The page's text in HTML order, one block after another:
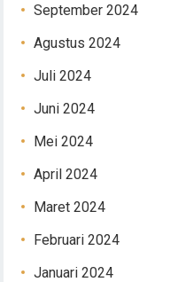
September 2024
Agustus 2024
Juli 2024
Juni 2024
Mei 2024
April 2024
Maret 2024
Februari 2024
Januari 2024